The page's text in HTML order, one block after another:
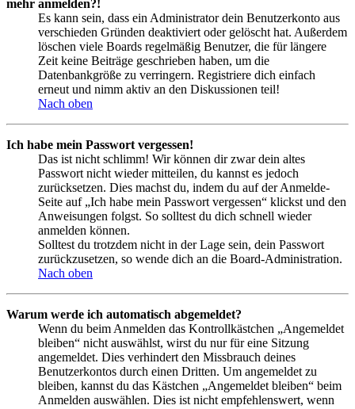
mehr anmelden?!
Es kann sein, dass ein Administrator dein Benutzerkonto aus
verschieden Gründen deaktiviert oder gelöscht hat. Außerdem
löschen viele Boards regelmäßig Benutzer, die für längere
Zeit keine Beiträge geschrieben haben, um die
Datenbankgröße zu verringern. Registriere dich einfach
erneut und nimm aktiv an den Diskussionen teil!
Nach oben
Ich habe mein Passwort vergessen!
Das ist nicht schlimm! Wir können dir zwar dein altes
Passwort nicht wieder mitteilen, du kannst es jedoch
zurücksetzen. Dies machst du, indem du auf der Anmelde-
Seite auf „Ich habe mein Passwort vergessen“ klickst und den
Anweisungen folgst. So solltest du dich schnell wieder
anmelden können.
Solltest du trotzdem nicht in der Lage sein, dein Passwort
zurückzusetzen, so wende dich an die Board-Administration.
Nach oben
Warum werde ich automatisch abgemeldet?
Wenn du beim Anmelden das Kontrollkästchen „Angemeldet
bleiben“ nicht auswählst, wirst du nur für eine Sitzung
angemeldet. Dies verhindert den Missbrauch deines
Benutzerkontos durch einen Dritten. Um angemeldet zu
bleiben, kannst du das Kästchen „Angemeldet bleiben“ beim
Anmelden auswählen. Dies ist nicht empfehlenswert, wenn